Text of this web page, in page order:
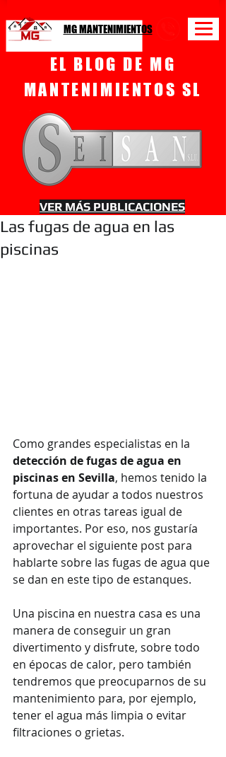
MG MANTENIMIENTOS
EL BLOG DE MG
MANTENIMIENTOS SL
VER MÁS PUBLICACIONES
Las fugas de agua en las
piscinas
Como grandes especialistas en la
detección de fugas de agua en
piscinas en Sevilla, hemos tenido la
fortuna de ayudar a todos nuestros
clientes en otras tareas igual de
importantes. Por eso, nos gustaría
aprovechar el siguiente post para
hablarte sobre las fugas de agua que
se dan en este tipo de estanques.
Una piscina en nuestra casa es una
manera de conseguir un gran
divertimento y disfrute, sobre todo
en épocas de calor, pero también
tendremos que preocuparnos de su
mantenimiento para, por ejemplo,
tener el agua más limpia o evitar
filtraciones o grietas.